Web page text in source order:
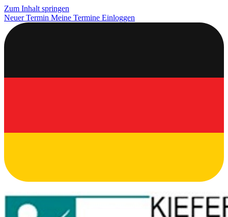
Zum Inhalt springen
Neuer Termin Meine Termine Einloggen